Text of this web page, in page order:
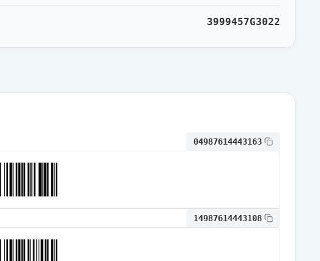
3999457G3022
04987614443163
14987614443108